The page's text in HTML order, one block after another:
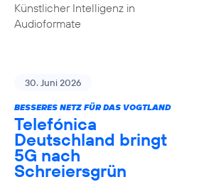
Künstlicher Intelligenz in
Audioformate
30. Juni 2026
BESSERES NETZ FÜR DAS VOGTLAND
Telefónica
Deutschland bringt
5G nach
Schreiersgrün